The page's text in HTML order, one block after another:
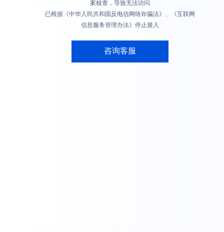
案核查，导致无法访问
已根据《中华人民共和国反电信网络诈骗法》、《互联网
信息服务管理办法》停止接入
咨询客服